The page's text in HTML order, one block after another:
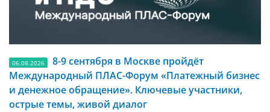
06.08.2026
8-9 сентября в Москве пройдёт
Международный ПЛАС-Форум «Платежный бизнес
и денежное обращение». Ключевые участники,
острые темы, живой диалог